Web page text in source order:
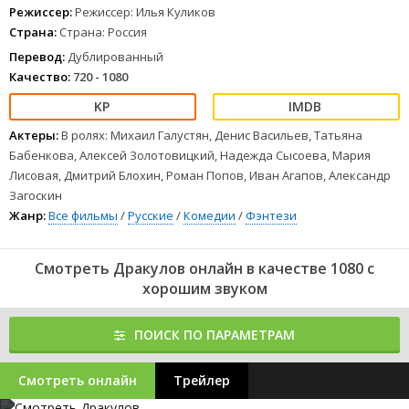
помешать - могут лучшая подруга Вари, Соня, и ее странные
кавалеры, а также сын знаменитого профессора Ван Хельсинга
Вася.
12 34 5 6 78
Режиссер:Режиссер: Илья Куликов
Страна: Страна: Россия
Перевод: Дублированный
Качество: 720 - 1080
Актеры:В ролях: Михаил Галустян, Денис Васильев, Татьяна
Бабенкова, Алексей Золотовицкий, Надежда Сысоева, Мария
Лисовая, Дмитрий Блохин, Роман Попов, Иван Агапов, Александр
Загоскин
Жанр:Все фильмы /Русские /Комедии /Фэнтези
Смотреть Дракулов онлайн в качестве 1080 с
хорошим звуком
ПОИСК ПО ПАРАМЕТРАМ
Смотреть онлайн Трейлер